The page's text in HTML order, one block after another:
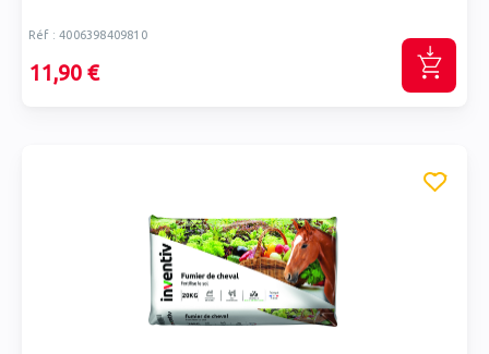
Réf : 4006398409810
11,90 €